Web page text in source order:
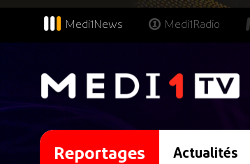
Medi1Radio
Medi1News
Actualités
Reportages